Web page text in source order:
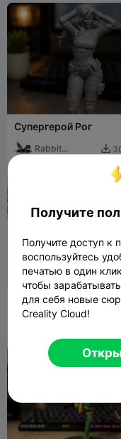
Супергерой Рог
Rabbit

Шарнирный крипер-
мутант
JorgeLP
Получите
Получите доступ к
воспользуйтесь
печатью в один
чтобы
для себя новые
Creality Cloud!